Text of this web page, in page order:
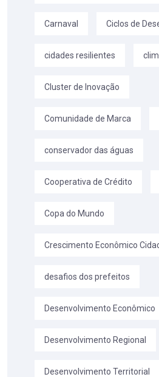
Carnaval Ciclos de
cidades resilientes
Cluster de Inovação
Comunidade de Marca
conservador das águas
Cooperativa de Crédito
Copa do Mundo
Crescimento Econômico
desafios dos prefeitos
Desenvolvimento Econômico
Desenvolvimento Regional
Desenvolvimento Territorial